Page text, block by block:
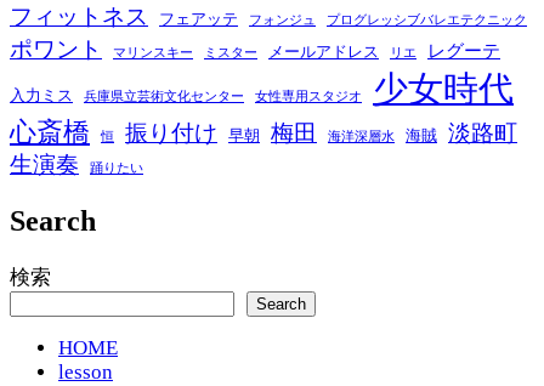
フィットネス フェアッテ フォンジュ プログレッシブバレエテクニック
ポワント マリンスキー ミスター メールアドレス リエ レグーテ
入力ミス 兵庫県立芸術文化センター 女性専用スタジオ 少女時代
心斎橋 恒 振り付け 早朝 梅田 海洋深層水 海賊 淡路町
生演奏
踊りたい
Search
検索
Search
HOME
lesson